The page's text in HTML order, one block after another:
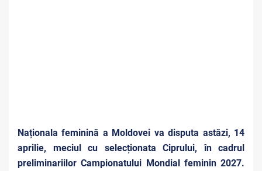
Naționala feminină a Moldovei va disputa astăzi, 14
aprilie, meciul cu selecționata Ciprului, în cadrul
preliminariilor Campionatului Mondial feminin 2027.